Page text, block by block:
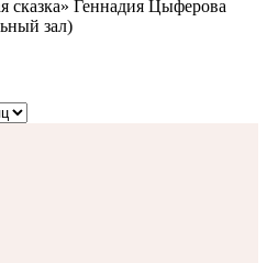
сказка» Геннадия Цыферова
зал)